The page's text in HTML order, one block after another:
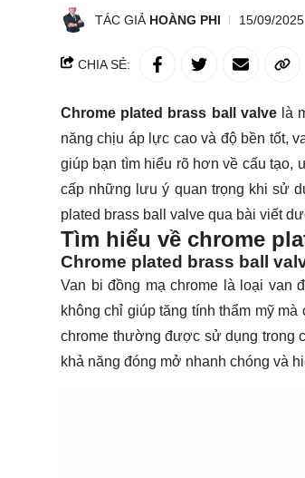
TÁC GIẢ HOÀNG PHI 15/09/2025
CHIA SẺ:
Chrome plated brass ball valvelà
năng chịu áp lực cao và độ bền tốt,
giúp bạn tìm hiểu rõ hơn về cấu tạo,
cấp những lưu ý quan trọng khi sử
plated brass ball valve qua bài viết
Tìm hiểu về chrome
Chrome plated brass ball
Van bi đồng mạ chrome là loại van
không chỉ giúp tăng tính thẩm mỹ
chrome thường được sử dụng trong
khả năng đóng mở nhanh chóng và